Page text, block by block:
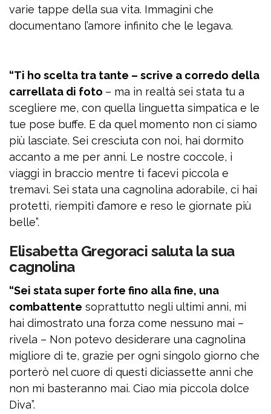
varie tappe della sua vita. Immagini che
documentano l’amore infinito che le legava.
“Ti ho scelta tra tante – scrive a corredo della
carrellata di foto – ma in realtà sei stata tu a
scegliere me, con quella linguetta simpatica e le
tue pose buffe. E da quel momento non ci siamo
più lasciate. Sei cresciuta con noi, hai dormito
accanto a me per anni. Le nostre coccole, i
viaggi in braccio mentre ti facevi piccola e
tremavi. Sei stata una cagnolina adorabile, ci hai
protetti, riempiti d’amore e reso le giornate più
belle”.
Elisabetta Gregoraci saluta la sua
cagnolina
“Sei stata super forte fino alla fine, una
combattente soprattutto negli ultimi anni, mi
hai dimostrato una forza come nessuno mai –
rivela – Non potevo desiderare una cagnolina
migliore di te, grazie per ogni singolo giorno che
porterò nel cuore di questi diciassette anni che
non mi basteranno mai. Ciao mia piccola dolce
Diva”.